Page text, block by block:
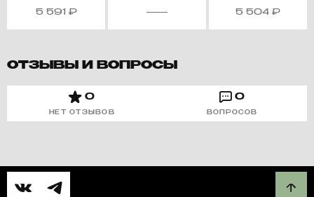
5 591 ₽ 5 504 ₽
ОТЗЫВЫ И ВОПРОСЫ
0
НЕТ ОТЗЫВОВ
0
ВОПРОСОВ